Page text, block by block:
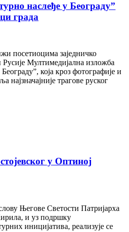
наслеђе у Београду”
града
посетиоцима заједничко
Русије Мултимедијална изложба
која кроз фотографије и
најзначајније трагове руског
у Оптиној
Његове Светости Патријарха
и уз подршку
иницијатива, реализује се